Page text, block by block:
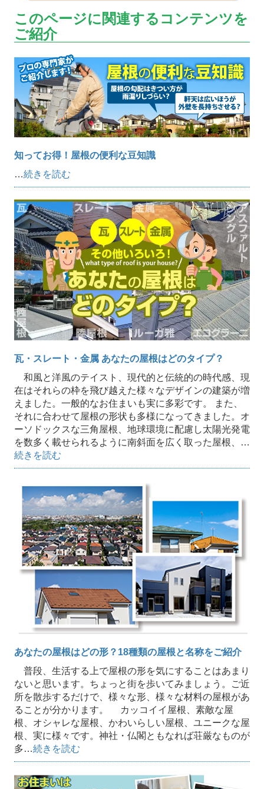
このページに関連するコンテンツを
ご紹介
知ってお得！屋根の便利な豆知識
…続きを読む
瓦・スレート・金属 あなたの屋根はどのタイプ？
和風と洋風のテイスト、現代的と伝統的の時代感、現
在はそれらの枠を飛び越えた様々なデザインの建築が増
えました。一般的なお住まいも実に多彩です。 また、
それに合わせて屋根の形状も多様になってきました。オ
ーソドックスな三角屋根、地球環境に配慮し太陽光発電
を数多く載せられるように南斜面を広く取った屋根、…
続きを読む
あなたの屋根はどの形？18種類の屋根と名称をご紹介
普段、生活する上で屋根の形を気にすることはあまり
ないと思います。ちょっと街を歩いてみましょう。ご近
所を散歩するだけで、様々な形、様々な材料の屋根があ
ることが分かります。 カッコイイ屋根、素敵な屋
根、オシャレな屋根、かわいらしい屋根、ユニークな屋
根、実に様々です。神社・仏閣ともなれば荘厳なものが
多…続きを読む